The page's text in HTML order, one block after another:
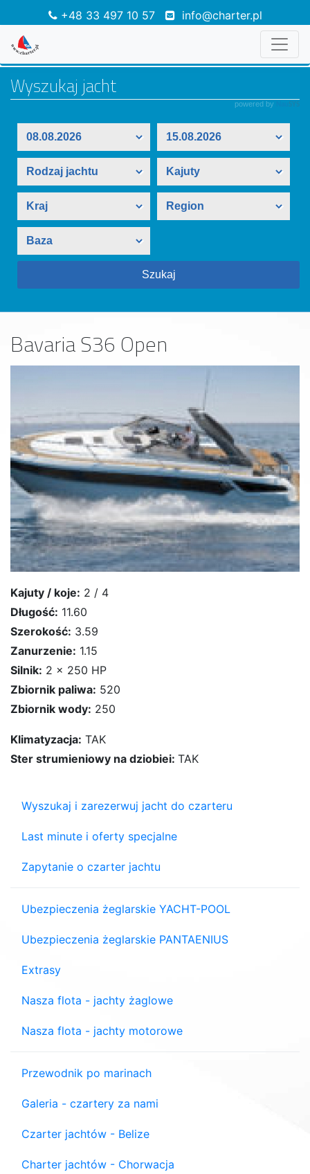
+48 33 497 10 57 info@charter.pl
Bavaria S36 Open
Kajuty / koje: 2 / 4
Długość: 11.60
Szerokość: 3.59
Zanurzenie: 1.15
Silnik: 2 x 250 HP
Zbiornik paliwa: 520
Zbiornik wody: 250
Klimatyzacja: TAK
Ster strumieniowy na dziobiei: TAK
Wyszukaj i zarezerwuj jacht do czarteru
Last minute i oferty specjalne
Zapytanie o czarter jachtu
Ubezpieczenia żeglarskie YACHT-POOL
Ubezpieczenia żeglarskie PANTAENIUS
Extrasy
Nasza flota - jachty żaglowe
Nasza flota - jachty motorowe
Przewodnik po marinach
Galeria - czartery za nami
Czarter jachtów - Belize
Charter jachtów - Chorwacja